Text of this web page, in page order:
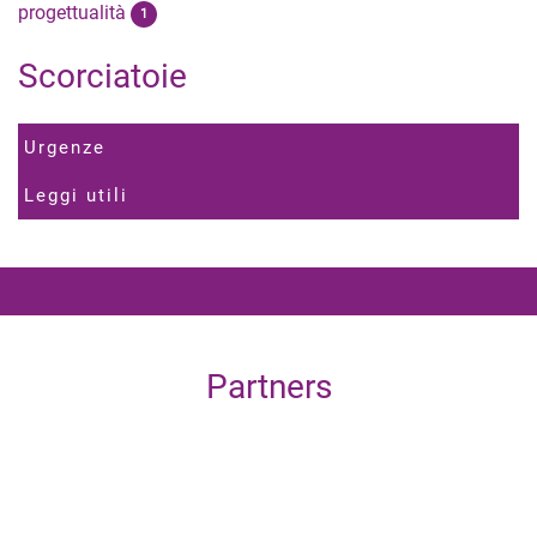
progettualità 1
Scorciatoie
Urgenze
Leggi utili
Partners